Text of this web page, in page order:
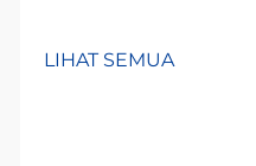
LIHAT SEMUA